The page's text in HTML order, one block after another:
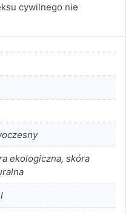
cywilnego nie
ekologiczna, skóra